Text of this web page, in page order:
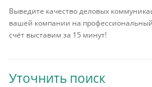
Выведите качество деловых
вашей компании на
счёт выставим за 15 минут!
Уточнить поиск